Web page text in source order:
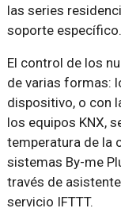
las series
soporte específico.
El control de los
de varias formas:
dispositivo, o con
los equipos KNX,
temperatura de la
sistemas By-me
través de
servicio IFTTT.